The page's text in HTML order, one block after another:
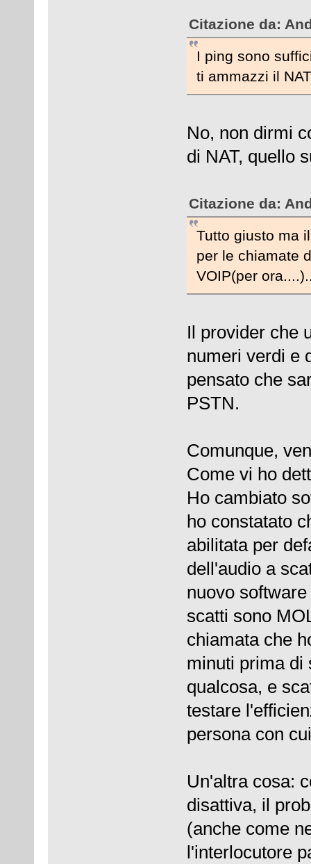
Citazione da:
I ping sono
ti ammazzi il
No, non dirmi
di NAT, quello
Citazione da:
Tutto giusto ma
per le chiamate
VOIP(per
Il provider che
numeri verdi e
pensato che
PSTN.
Comunque,
Come vi ho
Ho cambiato
ho constatato
abilitata per
dell'audio a
nuovo
scatti sono
chiamata che
minuti prima di
qualcosa, e
testare
persona con
Un'altra cosa:
disattiva, il
(anche come
l'interlocutore